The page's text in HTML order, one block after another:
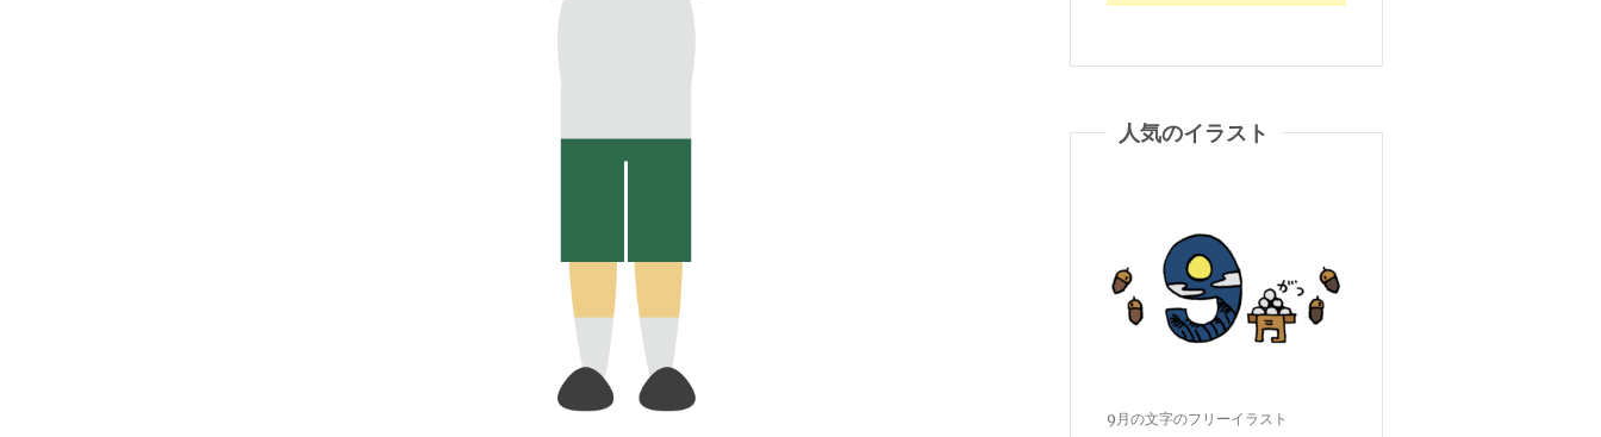
人気のイラスト
9月の文字のフリーイラスト